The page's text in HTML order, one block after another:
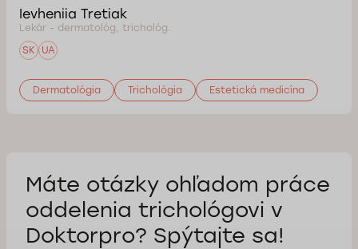
Ievheniia Tretiak
Lekár - dermatológ, trichológ.
SK
UA
Dermatológia Trichológia Estetická medicína
Máte otázky ohľadom práce
oddelenia trichológovi v
Doktorpro? Spýtajte sa!